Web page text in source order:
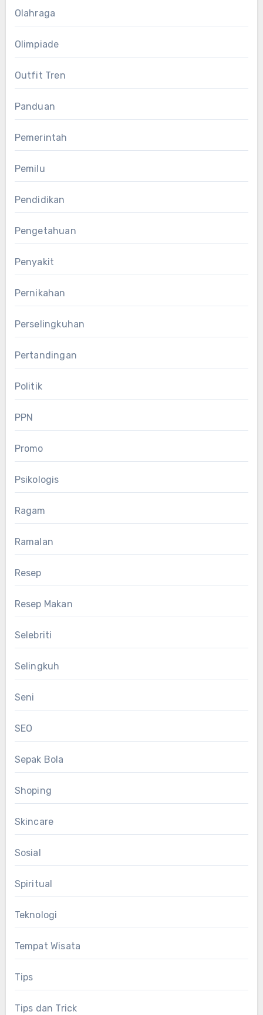
Olahraga
Olimpiade
Outfit Tren
Panduan
Pemerintah
Pemilu
Pendidikan
Pengetahuan
Penyakit
Pernikahan
Perselingkuhan
Pertandingan
Politik
PPN
Promo
Psikologis
Ragam
Ramalan
Resep
Resep Makan
Selebriti
Selingkuh
Seni
SEO
Sepak Bola
Shoping
Skincare
Sosial
Spiritual
Teknologi
Tempat Wisata
Tips
Tips dan Trick